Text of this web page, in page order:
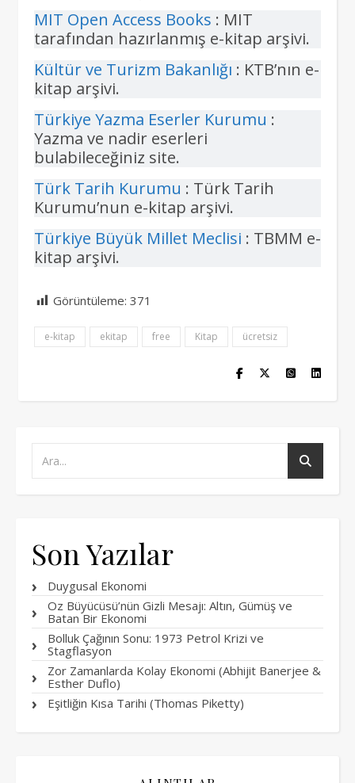
MIT Open Access Books : MIT
tarafından hazırlanmış e-kitap arşivi.
Kültür ve Turizm Bakanlığı : KTB’nın e-
kitap arşivi.
Türkiye Yazma Eserler Kurumu :
Yazma ve nadir eserleri
bulabileceğiniz site.
Türk Tarih Kurumu : Türk Tarih
Kurumu’nun e-kitap arşivi.
Türkiye Büyük Millet Meclisi : TBMM e-
kitap arşivi.
Görüntüleme: 371
e-kitap ekitap free Kitap ücretsiz
Son Yazılar
Duygusal Ekonomi
Oz Büyücüsü’nün Gizli Mesajı: Altın, Gümüş ve
Batan Bir Ekonomi
Bolluk Çağının Sonu: 1973 Petrol Krizi ve
Stagflasyon
Zor Zamanlarda Kolay Ekonomi (Abhijit Banerjee &
Esther Duflo)
Eşitliğin Kısa Tarihi (Thomas Piketty)